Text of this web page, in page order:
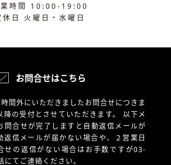
業時間 10:00-19:00
休日 火曜日・水曜日
お問合せはこちら
間外にいただきましたお問合せにつきま
降の受付とさせていただきます。 以下メ
問合せが完了しますと自動返信メールが
信メールが届かない場合や、
２営業日
せの返信がない場合はお手数ですが03-
てご連絡ください。